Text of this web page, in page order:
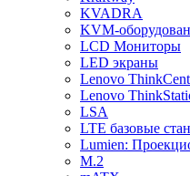
KVADRA
KVM-
LCD Мониторы
LED экраны
Lenovo
Lenovo
LSA
LTE базовые
Lumien:
M.2